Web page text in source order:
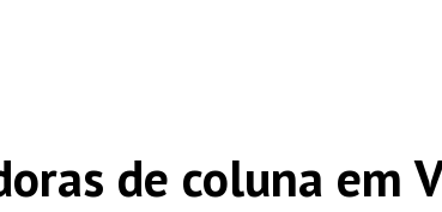
de coluna em